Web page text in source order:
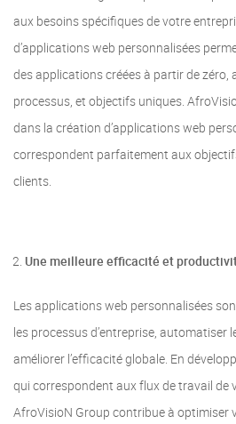
aux besoins spécifiques de votre
d’applications web personnalisées
des applications créées à partir de zéro,
processus, et objectifs uniques.
dans la création d’applications web
correspondent parfaitement aux
clients.
Une meilleure efficacité et
Les applications web personnalisées
les processus d’entreprise, automatiser
améliorer l’efficacité globale. En
qui correspondent aux flux de travail de
AfroVisioN Group contribue à optimiser